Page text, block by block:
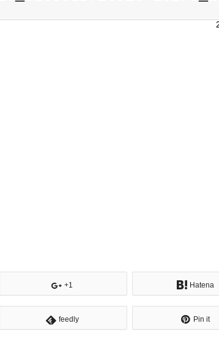
+1 Hatena
feedly Pin it